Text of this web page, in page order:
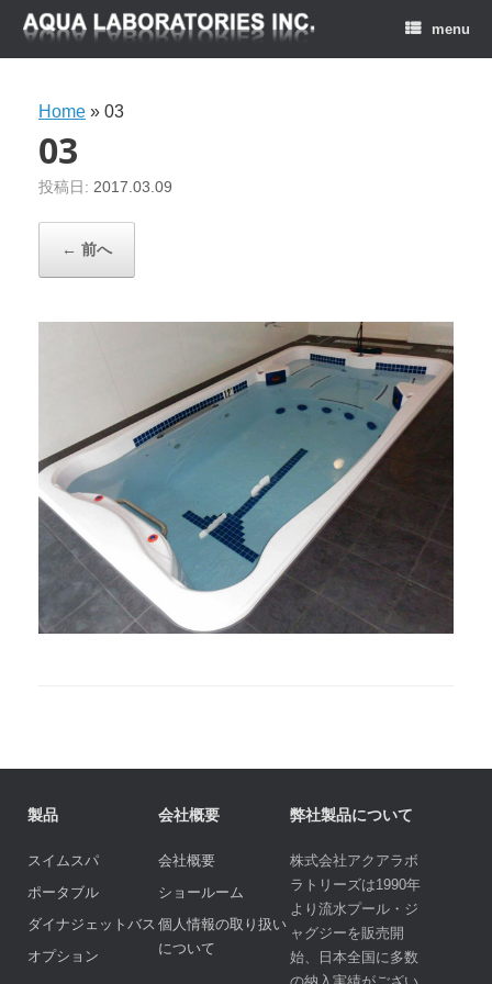
menu
Home » 03
03
投稿日: 2017.03.09
← 前へ
製品
スイムスパ
ポータブル
ダイナジェットバス
オプション
会社概要
会社概要
ショールーム
個人情報の取り扱い
について
弊社製品について
株式会社アクアラボ
ラトリーズは1990年
より流水プール・ジ
ャグジーを販売開
始、日本全国に多数
の納入実績がござい